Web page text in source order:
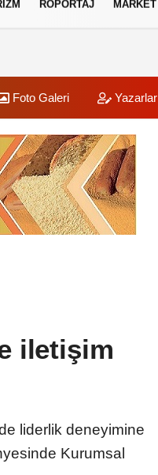
RÖPORTAJ MARKET
Foto Galeri Yazarlar
iletişim
liderlik deneyimine
Kurumsal